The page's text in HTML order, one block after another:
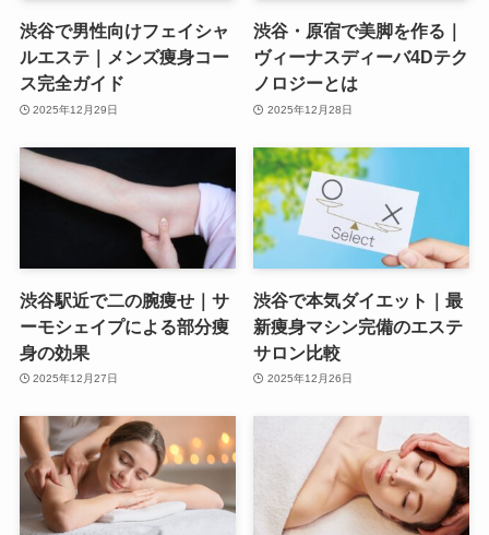
渋谷で男性向けフェイシャ
ルエステ｜メンズ痩身コー
ス完全ガイド
2025年12月29日
渋谷・原宿で美脚を作る｜
ヴィーナスディーバ4Dテク
ノロジーとは
2025年12月28日
渋谷駅近で二の腕痩せ｜サ
ーモシェイプによる部分痩
身の効果
2025年12月27日
渋谷で本気ダイエット｜最
新痩身マシン完備のエステ
サロン比較
2025年12月26日